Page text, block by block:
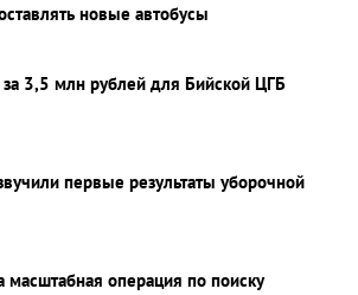
новые автобусы
за 3,5 млн рублей для Бийской ЦГБ
первые результаты уборочной
масштабная операция по поиску